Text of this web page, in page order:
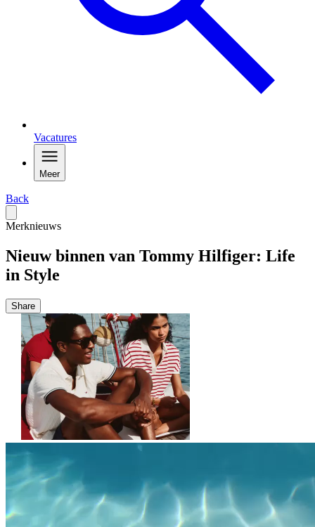
Vacatures
Meer
Back
Merknieuws
Nieuw binnen van Tommy Hilfiger: Life
in Style
Share